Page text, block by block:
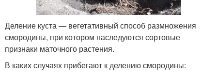
Деление куста — вегетативный способ размножения
смородины, при котором наследуются сортовые
признаки маточного растения.
В каких случаях прибегают к делению смородины: